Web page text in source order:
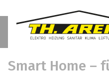
Theodor Arens GmbH &
Smart Home –